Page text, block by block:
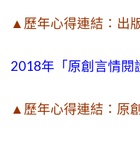
▲歷年心得連結：出
2018年「原創言情閱
▲歷年心得連結：原